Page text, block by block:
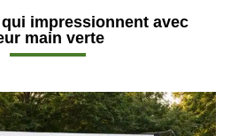
impressionnent avec
main verte